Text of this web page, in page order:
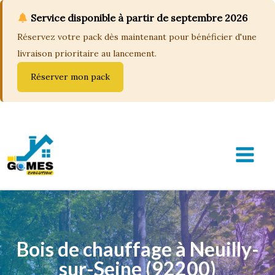
Service disponible à partir de septembre 2026
Réservez votre pack dès maintenant pour bénéficier d'une
livraison prioritaire au lancement.
Réserver mon pack
contenu
MAIN
Bois de chauffage à Neuilly-
sur-Seine (92200)